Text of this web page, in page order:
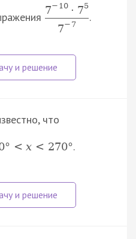
7− 10 · 75
7− 7
.
что
° < x < 270°.